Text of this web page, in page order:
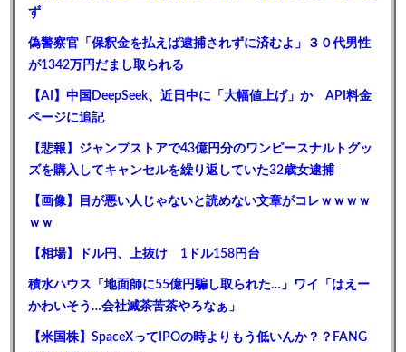
ず
偽警察官「保釈金を払えば逮捕されずに済むよ」３０代男性
が1342万円だまし取られる
【AI】中国DeepSeek、近日中に「大幅値上げ」か API料金
ページに追記
【悲報】ジャンプストアで43億円分のワンピースナルトグッ
ズを購入してキャンセルを繰り返していた32歳女逮捕
【画像】目が悪い人じゃないと読めない文章がコレｗｗｗｗ
ｗｗ
【相場】ドル円、上抜け 1ドル158円台
積水ハウス「地面師に55億円騙し取られた…」ワイ「はえー
かわいそう…会社滅茶苦茶やろなぁ」
【米国株】SpaceXってIPOの時よりもう低いんか？？FANG